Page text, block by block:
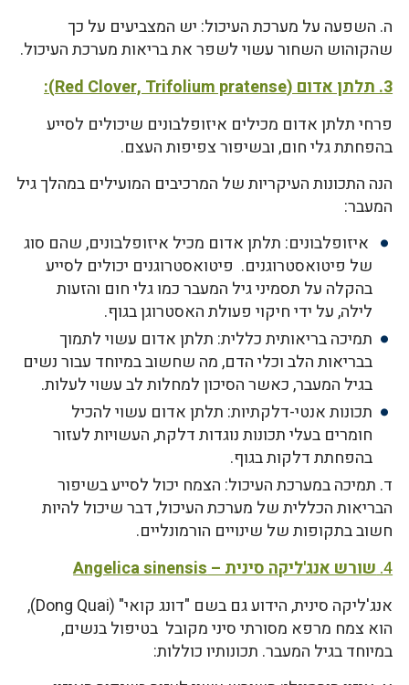
ה. השפעה על מערכת העיכול: יש המצביעים על כך
שהקוהוש השחור עשוי לשפר את בריאות מערכת העיכול.
3. תלתן אדום (Red Clover, Trifolium pratense):
פרחי תלתן אדום מכילים איזופלבונים שיכולים לסייע
בהפחתת גלי חום, ובשיפור צפיפות העצם.
הנה התכונות העיקריות של המרכיבים המועילים במהלך גיל
המעבר:
איזופלבונים: תלתן אדום מכיל איזופלבונים, שהם סוג
של פיטואסטרוגנים. פיטואסטרוגנים יכולים לסייע
בהקלה על תסמיני גיל המעבר כמו גלי חום והזעות
לילה, על ידי חיקוי פעולת האסטרוגן בגוף.
תמיכה בריאותית כללית: תלתן אדום עשוי לתמוך
בבריאות הלב וכלי הדם, מה שחשוב במיוחד עבור נשים
בגיל המעבר, כאשר הסיכון למחלות לב עשוי לעלות.
תכונות אנטי-דלקתיות: תלתן אדום עשוי להכיל
חומרים בעלי תכונות נוגדות דלקת, העשויות לעזור
בהפחתת דלקות בגוף.
ד. תמיכה במערכת העיכול: הצמח יכול לסייע בשיפור
הבריאות הכללית של מערכת העיכול, דבר שיכול להיות
חשוב בתקופות של שינויים הורמונליים.
4. שורש אנג'ליקה סינית – Angelica sinensis
אנג'ליקה סינית, הידוע גם בשם "דונג קואי" (Dong Quai),
הוא צמח מרפא מסורתי סיני מקובל בטיפול בנשים,
במיוחד בגיל המעבר. תכונותיו כוללות: